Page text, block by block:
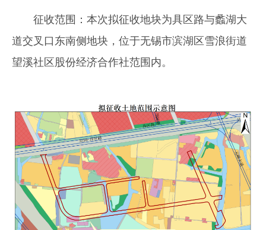
征收范围：本次拟征收地块为具区路与蠡湖大
道交叉口东南侧地块，位于无锡市滨湖区雪浪街道
望溪社区股份经济合作社范围内。